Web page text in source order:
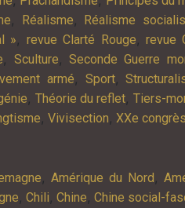
, Réalisme, Réalisme
», revue Clarté Rouge, revue
, Sculture, Seconde Guerre
armé, Sport,
, Théorie du reflet, Tiers-
, Vivisection, XXe
, Amérique du Nord ,
, Chili, Chine, Chine social-